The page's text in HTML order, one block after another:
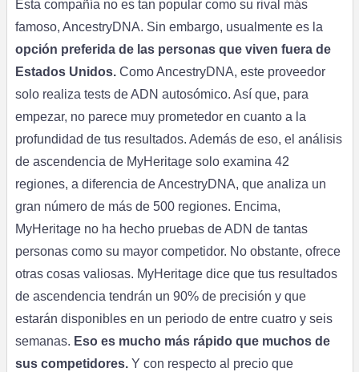
Esta compañía no es tan popular como su rival más
famoso, AncestryDNA. Sin embargo, usualmente es la
opción preferida de las personas que viven fuera de
Estados Unidos.Como AncestryDNA, este proveedor
solo realiza tests de ADN autosómico. Así que, para
empezar, no parece muy prometedor en cuanto a la
profundidad de tus resultados. Además de eso, el análisis
de ascendencia de MyHeritage solo examina 42
regiones, a diferencia de AncestryDNA, que analiza un
gran número de más de 500 regiones. Encima,
MyHeritage no ha hecho pruebas de ADN de tantas
personas como su mayor competidor. No obstante, ofrece
otras cosas valiosas. MyHeritage dice que tus resultados
de ascendencia tendrán un 90% de precisión y que
estarán disponibles en un periodo de entre cuatro y seis
semanas. Eso es mucho más rápido que muchos de
sus competidores. Y con respecto al precio que